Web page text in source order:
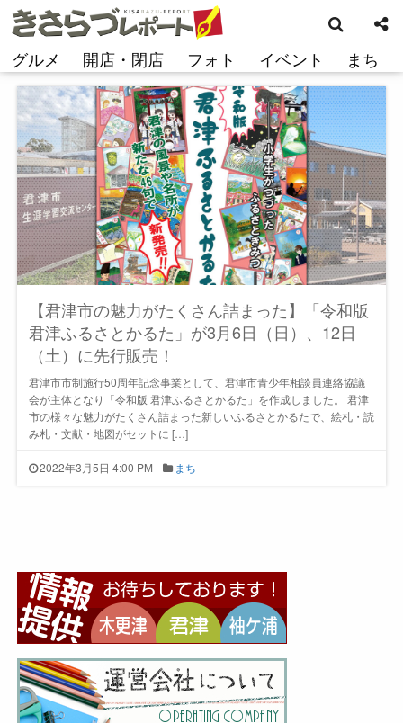
コ
ン
ン
グルメ 開店・閉店 フォト イベント まち
索
【君津市の魅力がたくさん詰まった】「令和版
君津ふるさとかるた」が3月6日（日）、12日
（土）に先行販売！
君津市市制施行50周年記念事業として、君津市青少年相談員連絡協議
会が主体となり「令和版 君津ふるさとかるた」を作成しました。 君津
市の様々な魅力がたくさん詰まった新しいふるさとかるたで、絵札・読
み札・文献・地図がセットに […]
2022年3月5日 4:00 PM まち